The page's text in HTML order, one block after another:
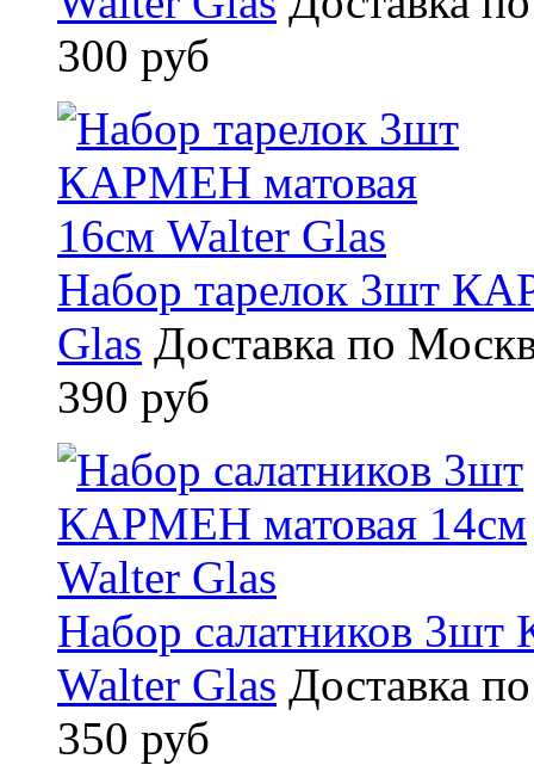
300 руб
Набор тарелок 3шт
Glas Доставка по
390 руб
Набор салатников
Walter Glas Доставка
350 руб